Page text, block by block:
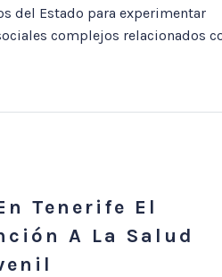
del Estado para experimentar
complejos relacionados
Tenerife El
A La Salud